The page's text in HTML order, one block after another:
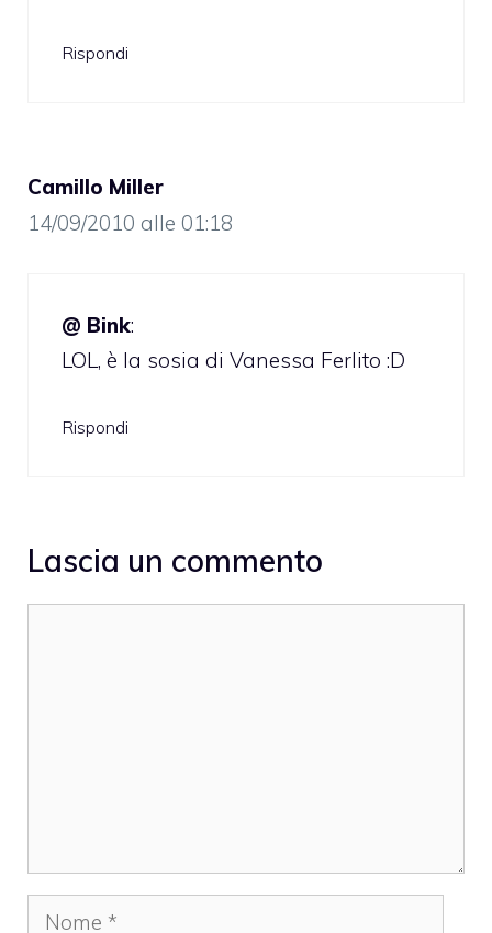
Rispondi
Camillo Miller
14/09/2010 alle 01:18
@ Bink:
LOL, è la sosia di Vanessa Ferlito :D
Rispondi
Lascia un commento
Nome